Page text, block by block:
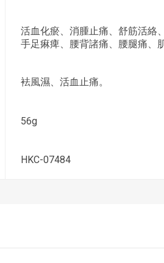
活血化瘀、消腫止痛、舒筋活絡
手足痳痺、腰背諸痛、腰腿痛、
袪風濕、活血止痛。
56g
HKC-07484